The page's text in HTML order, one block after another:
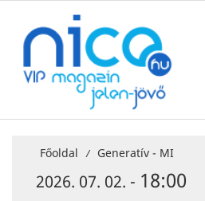
Főoldal / Generatív - MI
2026. 07. 02. - 18:00